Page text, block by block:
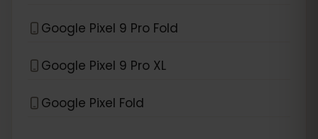
Google Pixel 9 Pro Fold
Google Pixel 9 Pro XL
Google Pixel Fold